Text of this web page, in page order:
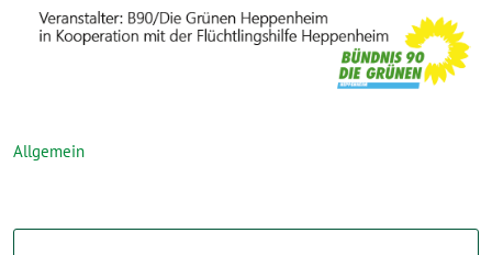
Allgemein